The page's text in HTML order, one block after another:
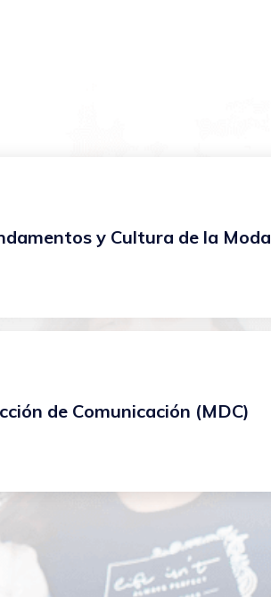
y Cultura de la Moda
de Comunicación (MDC)